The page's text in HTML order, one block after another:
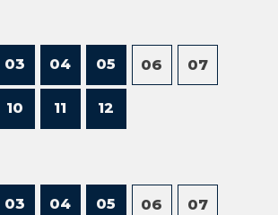
03 04 05 06 07
10 11 12
03 04 05 06 07